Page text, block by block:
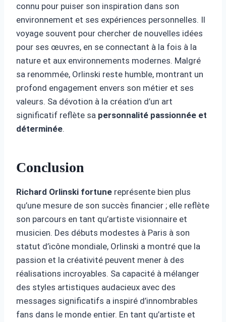
connu pour puiser son inspiration dans son
environnement et ses expériences personnelles. Il
voyage souvent pour chercher de nouvelles idées
pour ses œuvres, en se connectant à la fois à la
nature et aux environnements modernes. Malgré
sa renommée, Orlinski reste humble, montrant un
profond engagement envers son métier et ses
valeurs. Sa dévotion à la création d’un art
significatif reflète sa personnalité passionnée et
déterminée.
Conclusion
Richard Orlinski fortune représente bien plus
qu’une mesure de son succès financier ; elle reflète
son parcours en tant qu’artiste visionnaire et
musicien. Des débuts modestes à Paris à son
statut d’icône mondiale, Orlinski a montré que la
passion et la créativité peuvent mener à des
réalisations incroyables. Sa capacité à mélanger
des styles artistiques audacieux avec des
messages significatifs a inspiré d’innombrables
fans dans le monde entier. En tant qu’artiste et